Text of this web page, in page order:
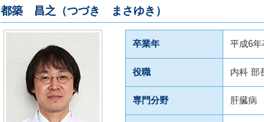
都築 昌之（つづき まさゆき）
卒業年 平成6年
役職 内科 部
専門分野 肝臓病